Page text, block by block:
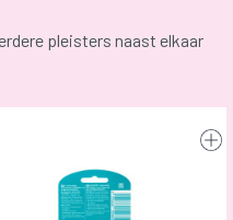
pleisters naast elkaar